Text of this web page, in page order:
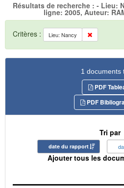
Résultats de recherche : - Lieu:
ligne: 2005, Auteur:
Critères : Lieu: Nancy
1 documents
PDF
PDF
Tri par
date du rapport
Ajouter tous les